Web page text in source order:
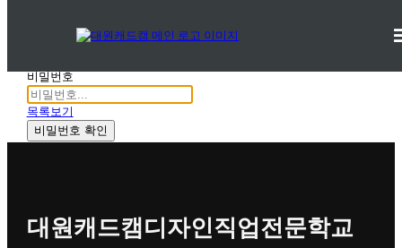
비밀번호
목록보기
비밀번호 확인
대원캐드캠디자인직업전문학교